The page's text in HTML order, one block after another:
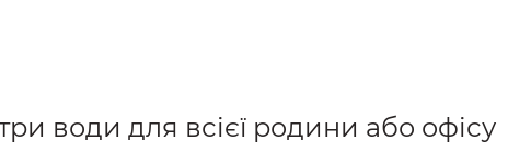
води для всієї родини або офісу